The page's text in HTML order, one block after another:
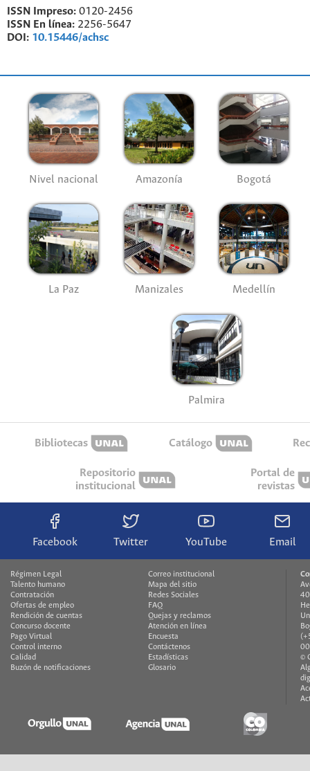
ISSN Impreso: 0120-2456
ISSN En línea: 2256-5647
DOI: 10.15446/achsc
Nivel nacional Amazonía Bogotá
La Paz Manizales Medellín
Palmira
Bibliotecas Catálogo
Repositorio
institucional
Portal de
revistas
Facebook Twitter YouTube Email
Régimen Legal
Talento humano
Contratación
Ofertas de empleo
Rendición de cuentas
Concurso docente
Pago Virtual
Control interno
Calidad
Buzón de notificaciones
Correo institucional
Mapa del sitio
Redes Sociales
FAQ
Quejas y reclamos
Atención en línea
Encuesta
Contáctenos
Estadísticas
Glosario
©